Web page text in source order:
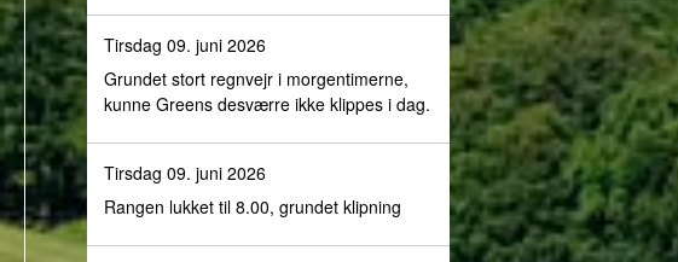
Tirsdag 09. juni 2026
Grundet stort regnvejr i morgentimerne,
kunne Greens desværre ikke klippes i dag.
Tirsdag 09. juni 2026
Rangen lukket til 8.00, grundet klipning